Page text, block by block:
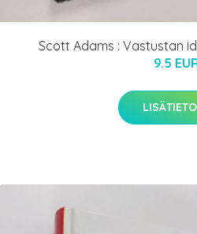
Scott Adams : Vastustan
9.5